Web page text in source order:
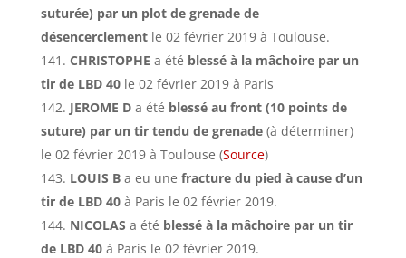
suturée) par un plot de grenade de
désencerclementle 02 février 2019 à Toulouse.
CHRISTOPHE a été blessé à la mâchoire par un
tir de LBD 40le 02 février 2019 à Paris
JEROME Da été blessé au front (10 points de
suture) par un tir tendu de grenade(à déterminer)
le 02 février 2019 à Toulouse (Source)
LOUIS Ba eu une fracture du pied à cause d’un
tir de LBD 40à Paris le 02 février 2019.
NICOLAS a été blessé à la mâchoire par un tir
de LBD 40à Paris le 02 février 2019.